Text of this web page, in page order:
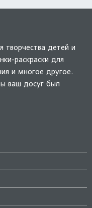
творчества детей и
раскраски для
и многое другое.
ваш досуг был